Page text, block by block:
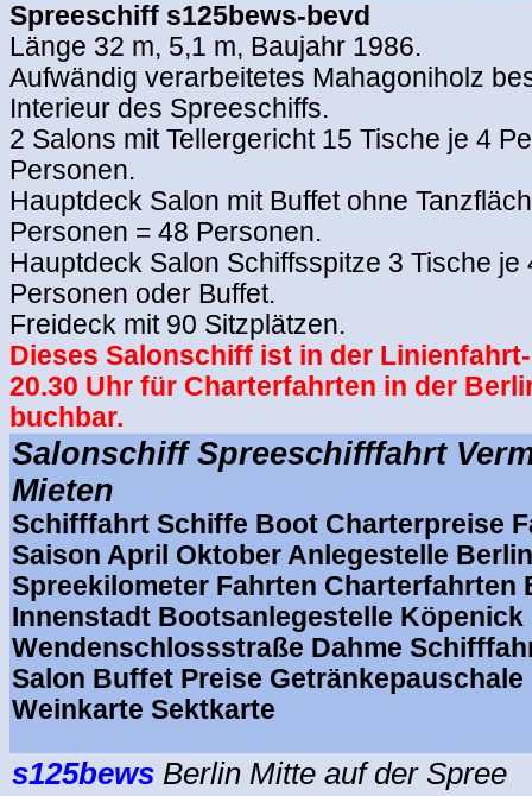
Spreeschiff s125bews-bevd
Länge 32 m, 5,1 m, Baujahr 1986.
Aufwändig verarbeitetes Mahagoniholz
Interieur des Spreeschiffs.
2 Salons mit Tellergericht 15 Tische je 4
Personen.
Hauptdeck Salon mit Buffet ohne
Personen = 48 Personen.
Hauptdeck Salon Schiffsspitze 3 Tische je
Personen oder Buffet.
Freideck mit 90 Sitzplätzen.
Dieses Salonschiff ist in der
20.30 Uhr für Charterfahrten in der
buchbar.
Salonschiff Spreeschifffahrt
Mieten
Schifffahrt Schiffe Boot Charterpreise
Saison April Oktober Anlegestelle
Spreekilometer Fahrten Charterfahrten
Innenstadt Bootsanlegestelle Köpenick
Wendenschlossstraße Dahme
Salon Buffet Preise
Weinkarte Sektkarte
s125bews Berlin Mitte auf der Spree